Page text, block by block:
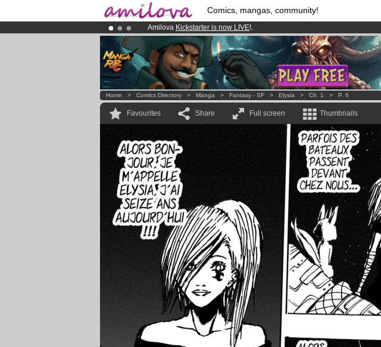
Comics, mangas, community!
Amilova Kickstarter is now LIVE!.
Premium membership from3.95 eurosper month !Get membership now
Already 100000 membersand 1000 comics & mangas!.
Home > Comics Directory > Manga > Fantasy - SF > Elysia > Ch. 1 > P. 6
Favourites Share Full screen Thumbnails